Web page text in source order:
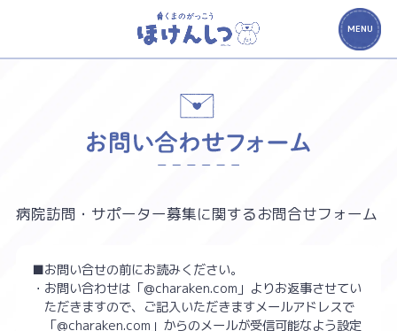
MENU
病院訪問・サポーター募集に関するお問合せフォーム
■お問い合せの前にお読みください。
・お問い合わせは「@charaken.com」よりお返事させてい
ただきますので、ご記入いただきますメールアドレスで
「@charaken.com」からのメールが受信可能なよう設定